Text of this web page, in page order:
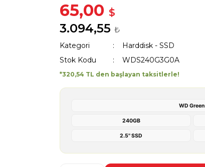
65,00 $
3.094,55 ₺
Kategori
Harddisk - SSD
Stok Kodu
WDS240G3G0A
*320,54 TL den başlayan taksitlerle!
WD Green
240GB
2.5'' SSD